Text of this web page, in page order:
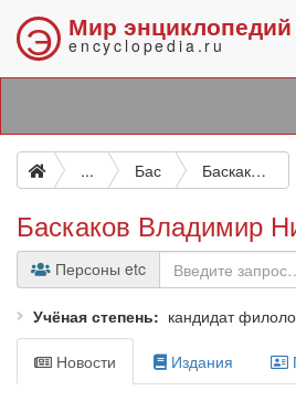
Э Мир энциклопедий
encyclopedia.ru
... Бас Баскаков Владимир Николаевич
Баскаков Владимир
Персоны etc
Учёная степень кандидат
Новости Издания